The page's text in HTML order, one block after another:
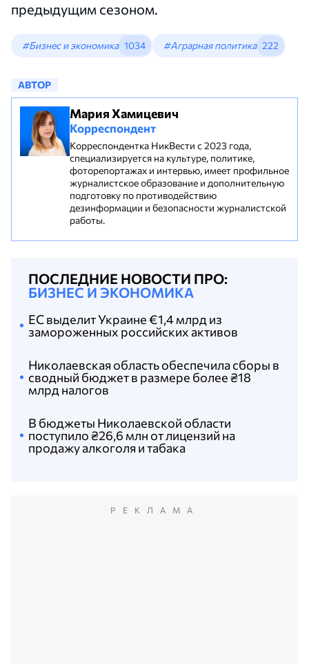
предыдущим сезоном.
#Бизнес и экономика 1034 #Аграрная политика 222
АВТОР
Мария Хамицевич
Корреспондент
Корреспондентка НикВести с 2023 года,
специализируется на культуре, политике,
фоторепортажах и интервью, имеет профильное
журналистское образование и дополнительную
подготовку по противодействию
дезинформации и безопасности журналистской
работы.
ПОСЛЕДНИЕ НОВОСТИ ПРО:
БИЗНЕС И ЭКОНОМИКА
В бюджеты Николаевской области
поступило ₴26,6 млн от лицензий на
продажу алкоголя и табака
Николаевская область обеспечила сборы в
сводный бюджет в размере более ₴18
млрд налогов
ЕС выделит Украине €1,4 млрд из
замороженных российских активов
РЕКЛАМА